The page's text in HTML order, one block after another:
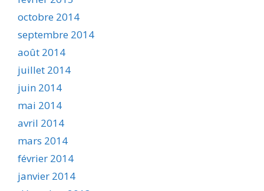
octobre 2014
septembre 2014
août 2014
juillet 2014
juin 2014
mai 2014
avril 2014
mars 2014
février 2014
janvier 2014